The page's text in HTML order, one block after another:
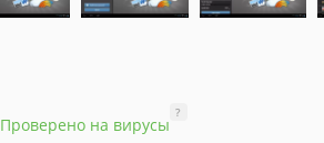
Проверено на вирусы
?